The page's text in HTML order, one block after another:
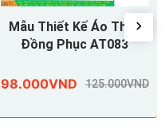
Mẫu Thiết Kế Áo Thun
Đồng Phục AT082
98.000VND 125.000VND